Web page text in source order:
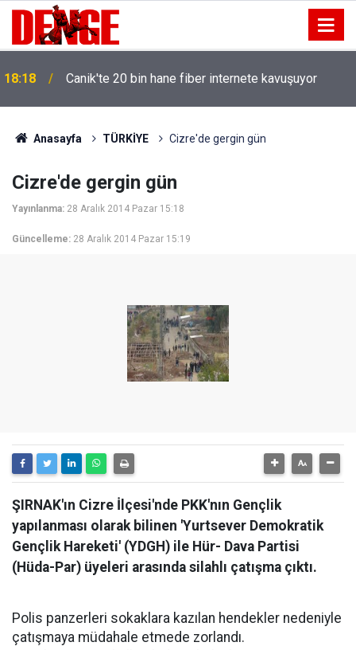
18:18 Canik'te 20 bin hane fiber internete kavuşuyor
Anasayfa TÜRKİYE Cizre'de gergin gün
Cizre'de gergin gün
Yayınlanma: 28 Aralık 2014 Pazar 15:18
Güncelleme: 28 Aralık 2014 Pazar 15:19
ŞIRNAK'ın Cizre İlçesi'nde PKK'nın Gençlik
yapılanması olarak bilinen 'Yurtsever Demokratik
Gençlik Hareketi' (YDGH) ile Hür- Dava Partisi
(Hüda-Par) üyeleri arasında silahlı çatışma çıktı.
Polis panzerleri sokaklara kazılan hendekler nedeniyle
çatışmaya müdahale etmede zorlandı.